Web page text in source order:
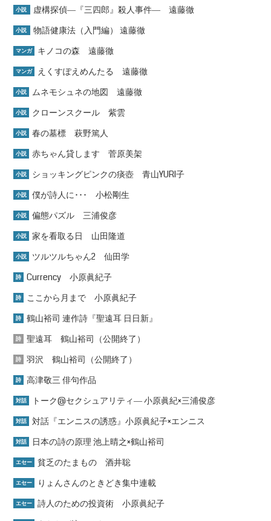
小説 虚構探偵―『三四郎』殺人事件― 遠藤徹
小説 物語健康法（入門編） 遠藤徹
マンガ キノコの森 遠藤徹
マンガ えくすぽえめんたる 遠藤徹
小説 ムネモシュネの地図 遠藤徹
小説 クローンスクール 紫雲
小説 春の墓標 萩野篤人
小説 赤ちゃん貸します 菅原美架
小説 ショッキングピンクの痰壺 青山YURI子
小説 僕が詩人に･･･ 小松剛生
小説 偏態パズル 三浦俊彦
小説 家を看取る日 山田隆道
小説 ツルツルちゃん2 仙田学
詩 Currency 小原眞紀子
詩 ここから月まで 小原眞紀子
詩 鶴山裕司 連作詩『聖遠耳 日日新』
詩 聖遠耳 鶴山裕司（公開終了）
詩 羽沢 鶴山裕司（公開終了）
詩 高津敬三 俳句作品
対話 トーク@セクシュアリティ― 小原眞紀×三浦俊彦
対話 対話『エンニスの誘惑』小原眞紀子×エンニス
対話 日本の詩の原理 池上晴之×鶴山裕司
エセー 貧乏のたまもの 酒井聡
エセー りょんさんのときどき集中連載
エセー 詩人のための投資術 小原眞紀子